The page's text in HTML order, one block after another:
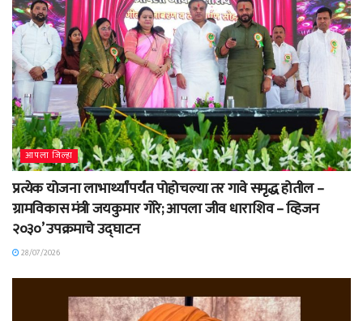
आपला जिल्हा
प्रत्येक योजना लाभार्थ्यांपर्यंत पोहोचल्या तर गावे समृद्ध होतील –
ग्रामविकास मंत्री जयकुमार गोरे; आपला जीव धाराशिव – व्हिजन
२०३०’ उपक्रमाचे उद्घाटन
28/07/2026